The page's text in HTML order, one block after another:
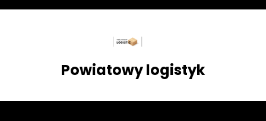
Skip
Powiatowy logistyk